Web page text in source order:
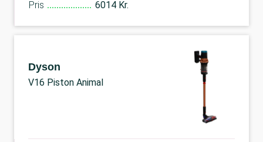
Pris 6014 Kr.
Dyson
V16 Piston Animal